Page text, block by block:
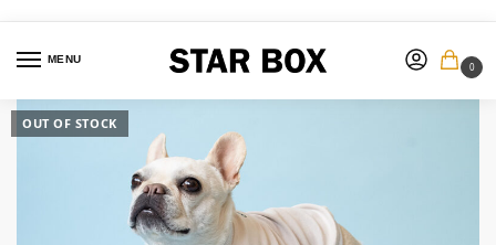
MENU
0
OUT OF STOCK